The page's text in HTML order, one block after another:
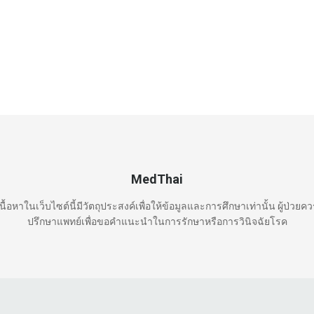
MedThai
อหาในเว็บไซต์นี้มีวัตถุประสงค์เพื่อให้ข้อมูลและการศึกษาเท่านั้น ผู้ป่วยค
ปรึกษาแพทย์เพื่อขอคำแนะนำในการรักษาหรือการวินิจฉัยโรค